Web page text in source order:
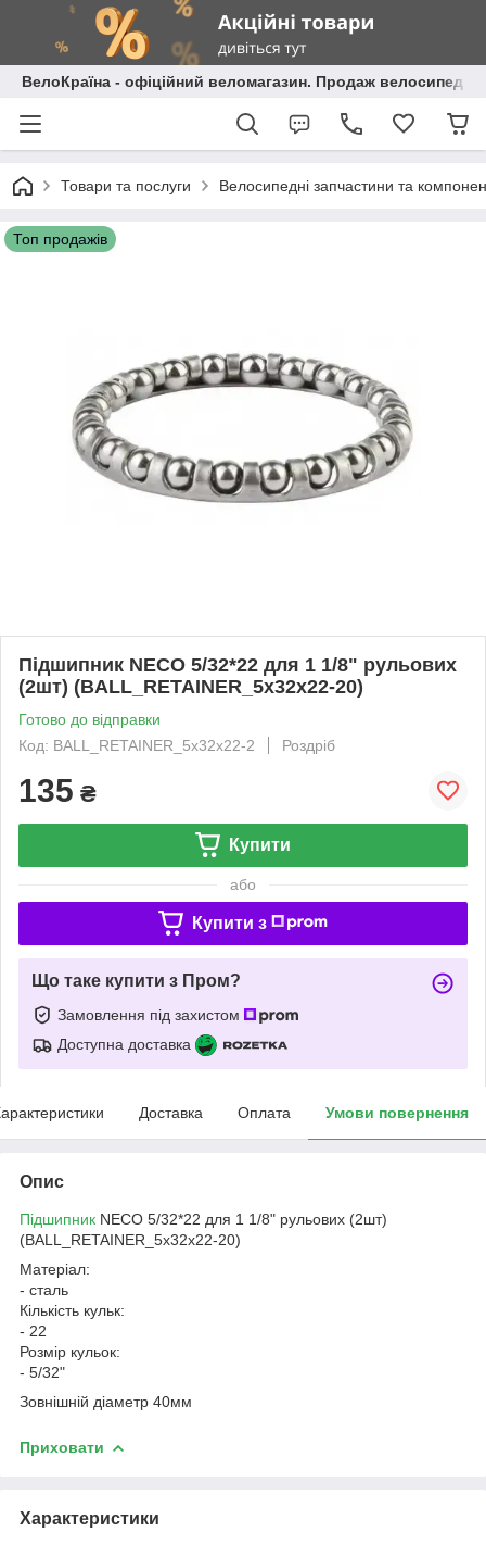
ВелоКраїна - офіційний веломагазин. Продаж велосипедів
Товари та послуги Велосипедні запчастини та
Топ продажів
Підшипник NECO 5/32*22 для 1 1/8" рульових
(2шт) (BALL_RETAINER_5x32x22-20)
Готово до відправки
Код: BALL_RETAINER_5x32x22-2
Роздріб
135 ₴
Купити
або
Купити з
Що таке купити з Пром?
Замовлення під захистом
Доступна доставка
Доставка Оплата Умови повернення
Опис
Підшипник NECO 5/32*22 для 1 1/8" рульових (2шт)
(BALL_RETAINER_5x32x22-20)
Матеріал:
- сталь
Кількість кульк:
- 22
Розмір кульок:
- 5/32"
Зовнішній діаметр 40мм
Приховати
Характеристики